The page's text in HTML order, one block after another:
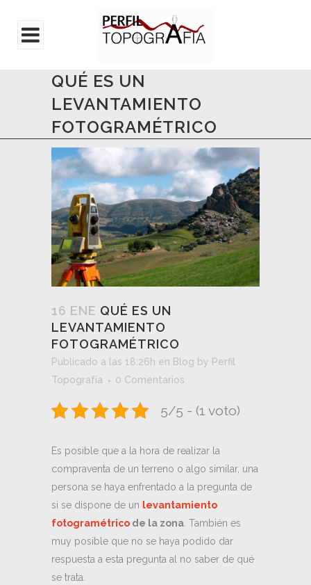
QUÉ ES UN
LEVANTAMIENTO
FOTOGRAMÉTRICO
16 ENE QUÉ ES UN
LEVANTAMIENTO
FOTOGRAMÉTRICO
Publicado a las 18:26h en Blog by Perfil
Topografía
0 Comentarios
5/5 - (1 voto)
Es posible que a la hora de realizar la
compraventa de un terreno o algo similar, una
persona se haya enfrentado a la pregunta de
si se dispone de un levantamiento
fotogramétrico de la zona . También es
muy posible que no se haya podido dar
respuesta a esta pregunta al no saber de qué
se trata.